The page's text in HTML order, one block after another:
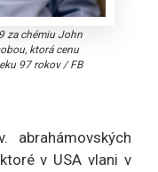
za chémiu John
ktorá cenu
97 rokov/FB
abrahámovských
v USA vlani v